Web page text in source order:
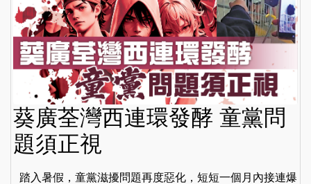
葵廣荃灣西連環發酵 童黨問
題須正視
踏入暑假，童黨滋擾問題再度惡化，短短一個月內接連爆